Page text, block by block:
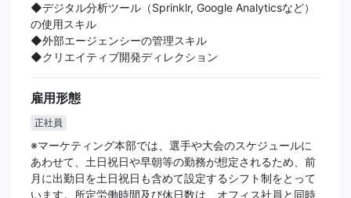
◆デジタル分析ツール（Sprinklr, Google Analyticsなど）
の使用スキル
◆外部エージェンシーの管理スキル
◆クリエイティブ開発ディレクション
雇用形態
正社員
※マーケティング本部では、選手や大会のスケジュールに
あわせて、土日祝日や早朝等の勤務が想定されるため、前
月に出勤日を土日祝日も含めて設定するシフト制をとって
います。所定労働時間及び休日数は、オフィス社員と同時